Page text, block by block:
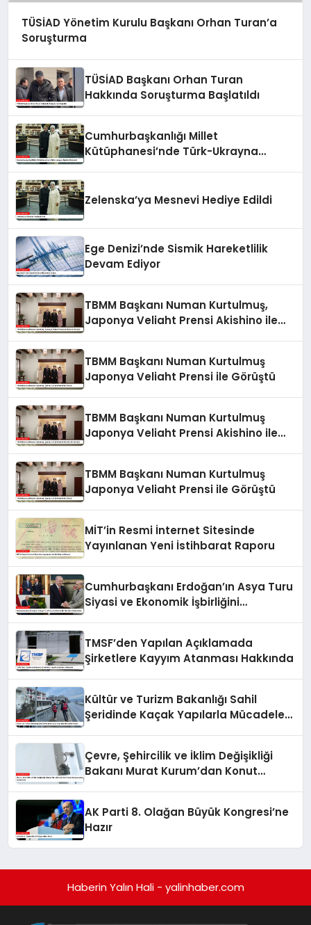
TÜSİAD Yönetim Kurulu Başkanı Orhan Turan’a
Soruşturma
TÜSİAD Başkanı Orhan Turan
Hakkında Soruşturma Başlatıldı
Cumhurbaşkanlığı Millet
Kütüphanesi’nde Türk-Ukrayna
Zelenska’ya Mesnevi Hediye Edildi
Ege Denizi’nde Sismik Hareketlilik
Devam Ediyor
TBMM Başkanı Numan Kurtulmuş,
Japonya Veliaht Prensi Akishino ile
TBMM Başkanı Numan Kurtulmuş
Japonya Veliaht Prensi ile Görüştü
TBMM Başkanı Numan Kurtulmuş
Japonya Veliaht Prensi Akishino ile
TBMM Başkanı Numan Kurtulmuş
Japonya Veliaht Prensi ile Görüştü
MİT’in Resmi İnternet Sitesinde
Yayınlanan Yeni İstihbarat Raporu
Cumhurbaşkanı Erdoğan’ın Asya Turu
Siyasi ve Ekonomik İşbirliğini
TMSF’den Yapılan Açıklamada
Şirketlere Kayyım Atanması Hakkında
Kültür ve Turizm Bakanlığı Sahil
Şeridinde Kaçak Yapılarla Mücadele
Çevre, Şehircilik ve İklim Değişikliği
Bakanı Murat Kurum’dan Konut
AK Parti 8. Olağan Büyük Kongresi’ne
Hazır
Haberin Yalın Hali - yalinhaber.com